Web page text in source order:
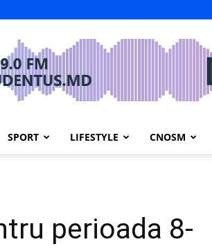
SPORT LIFESTYLE CNOSM
perioada 8-